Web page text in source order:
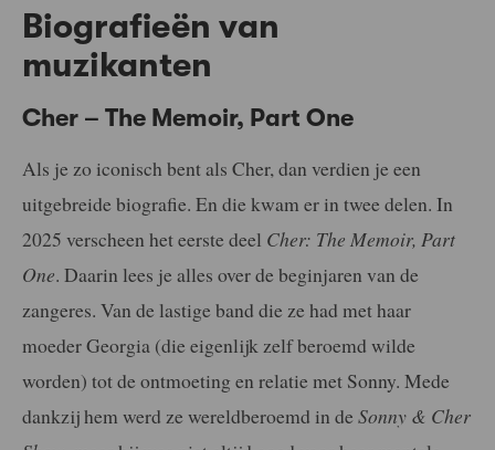
Biografieën van
muzikanten
Cher – The Memoir, Part One
Als je zo iconisch bent als Cher, dan verdien je een
uitgebreide biografie. En die kwam er in twee delen. In
2025 verscheen het eerste deel Cher: The Memoir, Part
One. Daarin lees je alles over de beginjaren van de
zangeres. Van de lastige band die ze had met haar
moeder Georgia (die eigenlijk zelf beroemd wilde
worden) tot de ontmoeting en relatie met Sonny. Mede
dankzij hem werd ze wereldberoemd in de Sonny & Cher